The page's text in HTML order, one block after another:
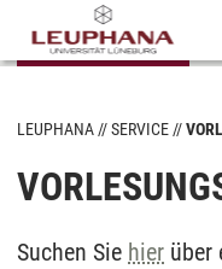
LEUPHANA SERVICE
Suchen Sie hier über